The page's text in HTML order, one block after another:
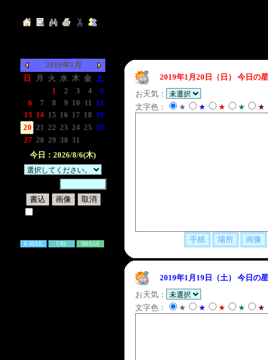
2019年1月
日
月 火 水 木 金 土
1 2 3 4
5
6
7 8 9 10 11 12
13 14 15 16 17 18 19
20 21 22 23 24 25 26
27 28 29 30 31
今日：2026/8/6(木)
E-MAIL URL IMAGE
2019年1月20日（日）
今日の
お天気：
文字色：
★ ★ ★ ★ ★
2019年1月19日（土）
今日の
お天気：
文字色：
★ ★ ★ ★ ★